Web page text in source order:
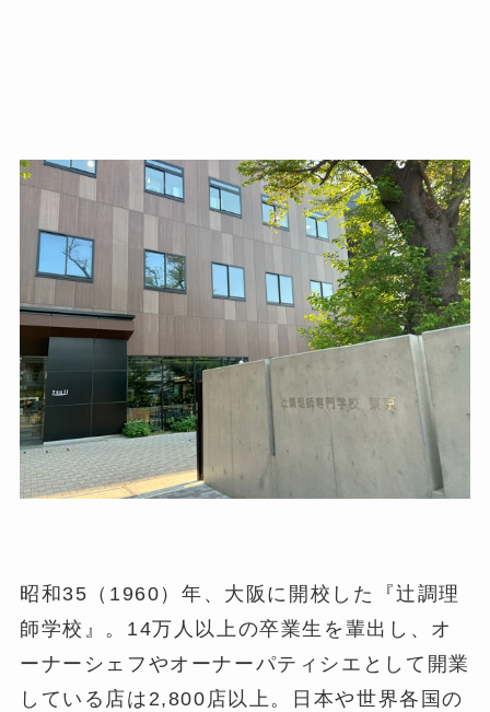
昭和35（1960）年、大阪に開校した『辻調理
師学校』。14万人以上の卒業生を輩出し、オ
ーナーシェフやオーナーパティシエとして開業
している店は2,800店以上。日本や世界各国の